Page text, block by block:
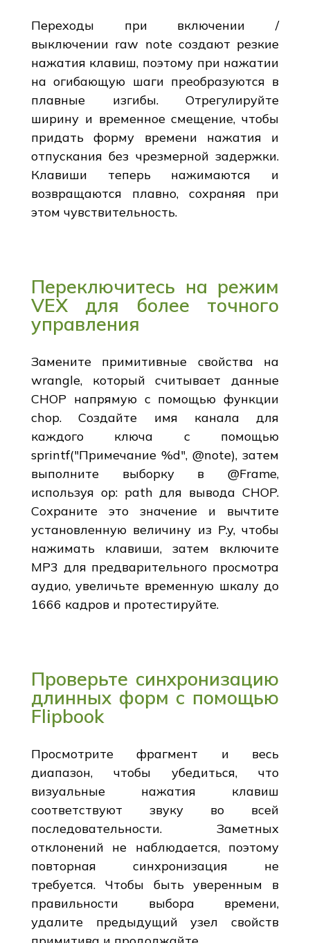
Переходы при включении /
выключении raw note создают резкие
нажатия клавиш, поэтому при нажатии
на огибающую шаги преобразуются в
плавные изгибы. Отрегулируйте
ширину и временное смещение, чтобы
придать форму времени нажатия и
отпускания без чрезмерной задержки.
Клавиши теперь нажимаются и
возвращаются плавно, сохраняя при
этом чувствительность.
Переключитесь на режим
VEX для более точного
управления
Замените примитивные свойства на
wrangle, который считывает данные
CHOP напрямую с помощью функции
chop. Создайте имя канала для
каждого ключа с помощью
sprintf("Примечание %d", @note), затем
выполните выборку в @Frame,
используя op: path для вывода CHOP.
Сохраните это значение и вычтите
установленную величину из P.y, чтобы
нажимать клавиши, затем включите
MP3 для предварительного просмотра
аудио, увеличьте временную шкалу до
1666 кадров и протестируйте.
Проверьте синхронизацию
длинных форм с помощью
Flipbook
Просмотрите фрагмент и весь
диапазон, чтобы убедиться, что
визуальные нажатия клавиш
соответствуют звуку во всей
последовательности. Заметных
отклонений не наблюдается, поэтому
повторная синхронизация не
требуется. Чтобы быть уверенным в
правильности выбора времени,
удалите предыдущий узел свойств